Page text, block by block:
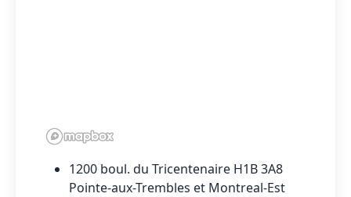
1200 boul. du Tricentenaire H1B 3A8
Pointe-aux-Trembles et Montreal-Est